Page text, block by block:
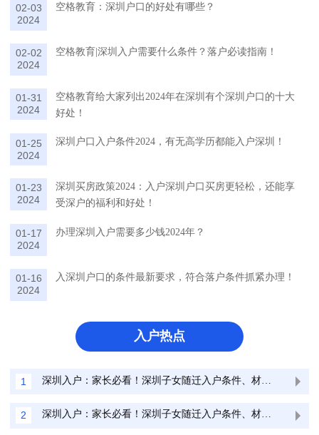
02-03
2024
空格教育：深圳户口的好处有哪些？
02-02
2024
空格教育|深圳入户需要什么条件？落户必读指南！
01-31
2024
空格教育给大家列出2024年在深圳有个深圳户口的十大
好处！
01-25
2024
深圳户口入户条件2024，有无高学历都能入户深圳！
01-23
2024
深圳买房政策2024：入户深圳户口买房更轻松，还能享
受深户的福利和好处！
01-17
2024
办理深圳入户需要多少钱2024年？
01-16
2024
入深圳户口的条件最新要求，符合落户条件抓紧办理！
入户热点
1 深圳入户：家长必看！深圳子女随迁入户条件、材料最全清单
2 深圳入户：家长必看！深圳子女随迁入户条件、材料最全清单